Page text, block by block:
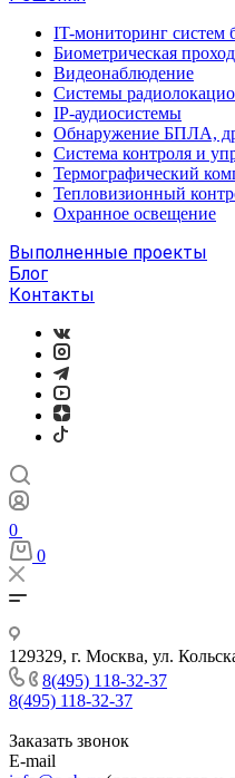
IT-мониторинг систем
Биометрическая
Видеонаблюдение
Системы
IP-аудиосистемы
Обнаружение БПЛА,
Система контроля и
Термографический
Тепловизионный
Охранное освещение
Выполненные проекты
Блог
Контакты
0
0
129329, г. Москва, ул.
8(495) 118-32-37
8(495) 118-32-37
Заказать звонок
E-mail